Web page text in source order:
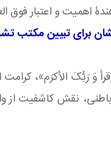
و اعتبار فوق
برای تبیین مکتب
وَ رَبُّکَ الأکرَم»،
نقش کاشفیت از